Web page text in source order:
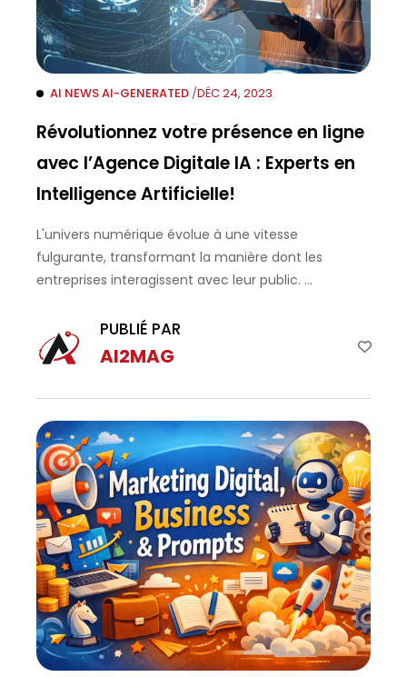
AI NEWSAI-GENERATED /DÉC 24, 2023
Révolutionnez votre présence en ligne
avec l’Agence Digitale IA : Experts en
Intelligence Artificielle!
L'univers numérique évolue à une vitesse
fulgurante, transformant la manière dont les
entreprises interagissent avec leur public. ...
PUBLIÉ PAR
AI2MAG